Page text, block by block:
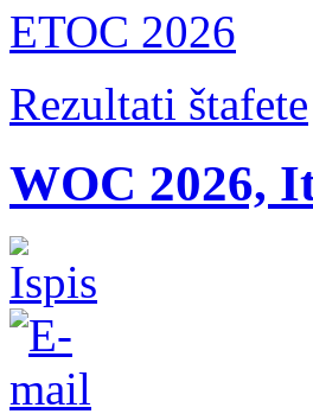
ETOC 2026
Rezultati štafete
WOC 2026,